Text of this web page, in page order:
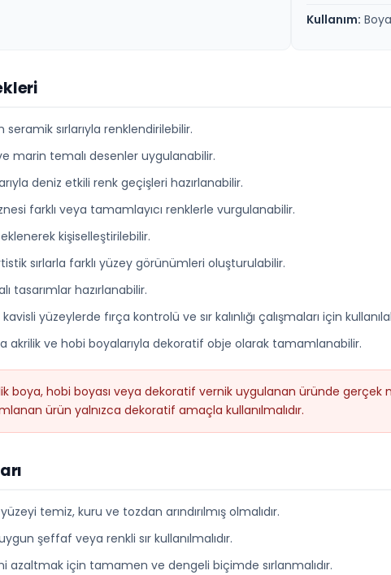
Kullanım:
seramik sırlarıyla renklendirilebilir.
marin temalı desenler uygulanabilir.
deniz etkili renk geçişleri hazırlanabilir.
farklı veya tamamlayıcı renklerle vurgulanabilir.
kişiselleştirilebilir.
sırlarla farklı yüzey görünümleri oluşturulabilir.
tasarımlar hazırlanabilir.
yüzeylerde fırça kontrolü ve sır kalınlığı çalışmaları için
akrilik ve hobi boyalarıyla dekoratif obje olarak tamamlanabilir.
boya, hobi boyası veya dekoratif vernik uygulanan üründe gerçek
ürün yalnızca dekoratif amaçla kullanılmalıdır.
temiz, kuru ve tozdan arındırılmış olmalıdır.
şeffaf veya renkli sır kullanılmalıdır.
azaltmak için tamamen ve dengeli biçimde sırlanmalıdır.